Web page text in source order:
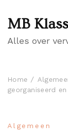
MB
Alles over
Home
georganiseerd
Algemeen